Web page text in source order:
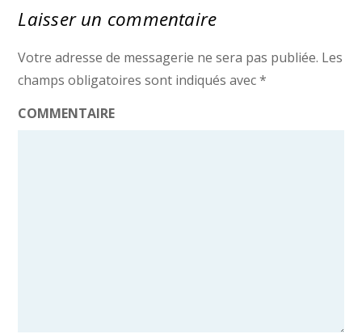
Laisser un commentaire
Votre adresse de messagerie ne sera pas publiée. Les
champs obligatoires sont indiqués avec*
COMMENTAIRE